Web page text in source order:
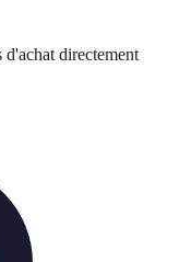
d'achat directement